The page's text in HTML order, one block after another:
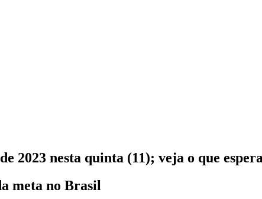
2023 nesta quinta (11); veja o que
meta no Brasil